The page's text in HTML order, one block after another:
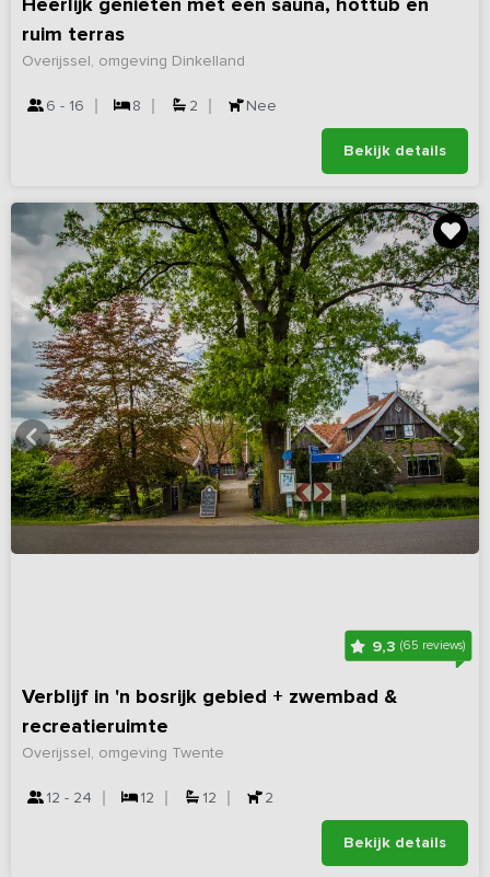
Heerlijk genieten met een sauna, hottub en
ruim terras
Overijssel, omgeving Dinkelland
6 - 16 8 2 Nee
Bekijk details
9,3 (65 reviews)
Verblijf in 'n bosrijk gebied + zwembad &
recreatieruimte
Overijssel, omgeving Twente
12 - 24 12 12 2
Bekijk details